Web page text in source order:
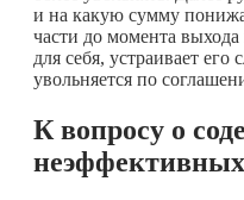
и на какую сумму
части до момента выхода
для себя, устраивает
увольняется по
К вопросу о